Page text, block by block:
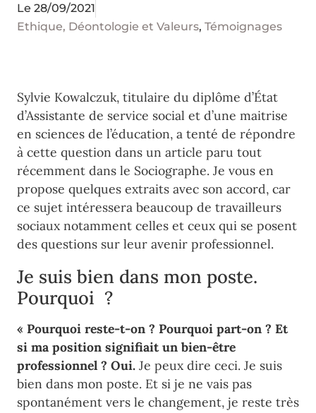
Le 28/09/2021
Ethique, Déontologie et Valeurs, Témoignages
Sylvie Kowalczuk, titulaire du diplôme d’État
d’Assistante de service social et d’une maitrise
en sciences de l’éducation, a tenté de répondre
à cette question dans un article paru tout
récemment dans le Sociographe. Je vous en
propose quelques extraits avec son accord, car
ce sujet intéressera beaucoup de travailleurs
sociaux notamment celles et ceux qui se posent
des questions sur leur avenir professionnel.
Je suis bien dans mon poste.
Pourquoi ?
« Pourquoi reste-t-on ? Pourquoi part-on ? Et
si ma position signifiait un bien-être
professionnel ? Oui. Je peux dire ceci. Je suis
bien dans mon poste. Et si je ne vais pas
spontanément vers le changement, je reste très